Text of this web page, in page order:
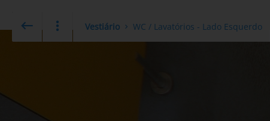
Vestiário WC / Lavatórios - Lado Esquerdo